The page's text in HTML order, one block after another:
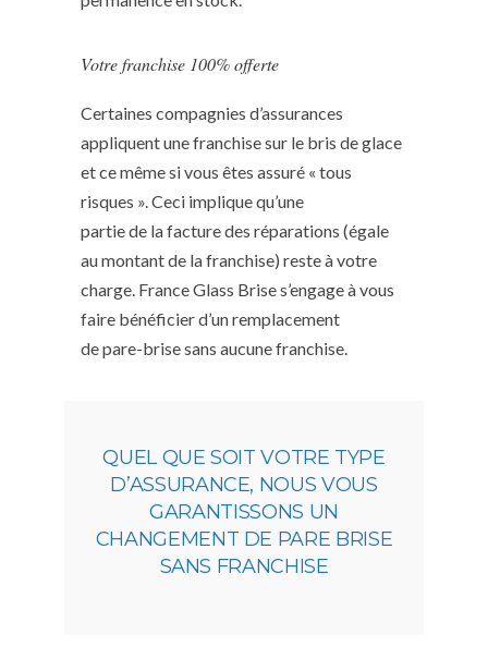
Votre franchise 100% offerte
Certaines compagnies d’assurances
appliquent une franchise sur le bris de glace
et ce même si vous êtes assuré « tous
risques ». Ceci implique qu’une
partie de la facture des réparations (égale
au montant de la franchise) reste à votre
charge. France Glass Brise s’engage à vous
faire bénéficier d’un remplacement
de pare-brise sans aucune franchise.
QUEL QUE SOIT VOTRE TYPE
D’ASSURANCE, NOUS VOUS
GARANTISSONS UN
CHANGEMENT DE PARE BRISE
SANS FRANCHISE